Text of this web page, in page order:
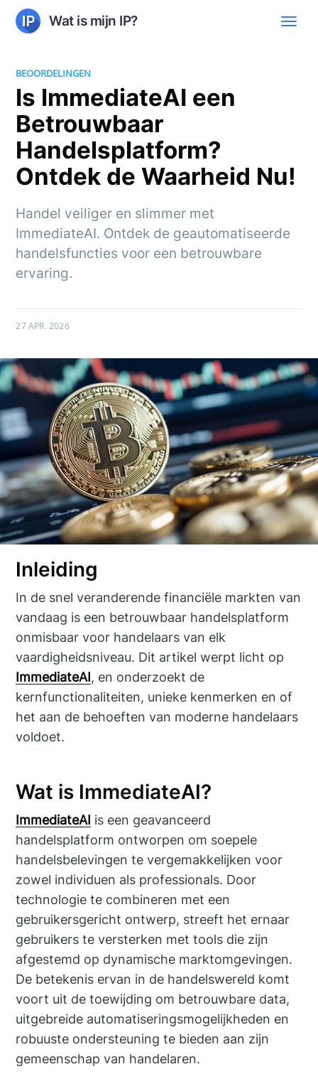
Wat is mijn IP?
BEOORDELINGEN
Is ImmediateAI een
Betrouwbaar
Handelsplatform?
Ontdek de Waarheid Nu!
Handel veiliger en slimmer met
ImmediateAI. Ontdek de geautomatiseerde
handelsfuncties voor een betrouwbare
ervaring.
27 APR. 2026
Inleiding
In de snel veranderende financiële markten van
vandaag is een betrouwbaar handelsplatform
onmisbaar voor handelaars van elk
vaardigheidsniveau. Dit artikel werpt licht op
ImmediateAI, en onderzoekt de
kernfunctionaliteiten, unieke kenmerken en of
het aan de behoeften van moderne handelaars
voldoet.
Wat is ImmediateAI?
ImmediateAI is een geavanceerd
handelsplatform ontworpen om soepele
handelsbelevingen te vergemakkelijken voor
zowel individuen als professionals. Door
technologie te combineren met een
gebruikersgericht ontwerp, streeft het ernaar
gebruikers te versterken met tools die zijn
afgestemd op dynamische marktomgevingen.
De betekenis ervan in de handelswereld komt
voort uit de toewijding om betrouwbare data,
uitgebreide automatiseringsmogelijkheden en
robuuste ondersteuning te bieden aan zijn
gemeenschap van handelaren.